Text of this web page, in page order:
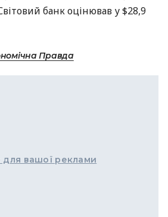
банк оцінював у $28,9
Правда
для вашої реклами